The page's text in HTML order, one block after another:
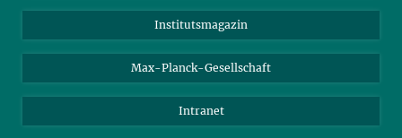
Schulen
Studierende
Facebook
YouTube
Institutsmagazin
Max-Planck-Gesellschaft
Intranet